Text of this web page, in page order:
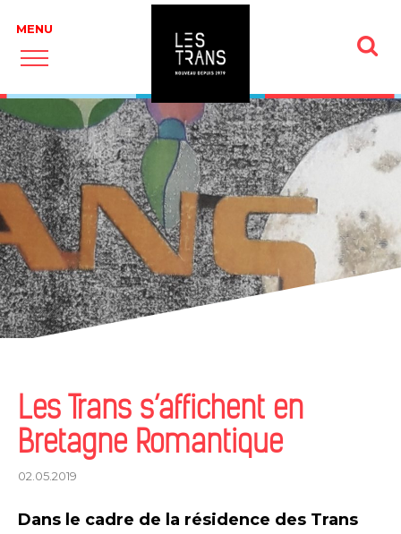
Les Trans s’affichent en
Bretagne Romantique
02.05.2019
Dans le cadre de la résidence des Trans